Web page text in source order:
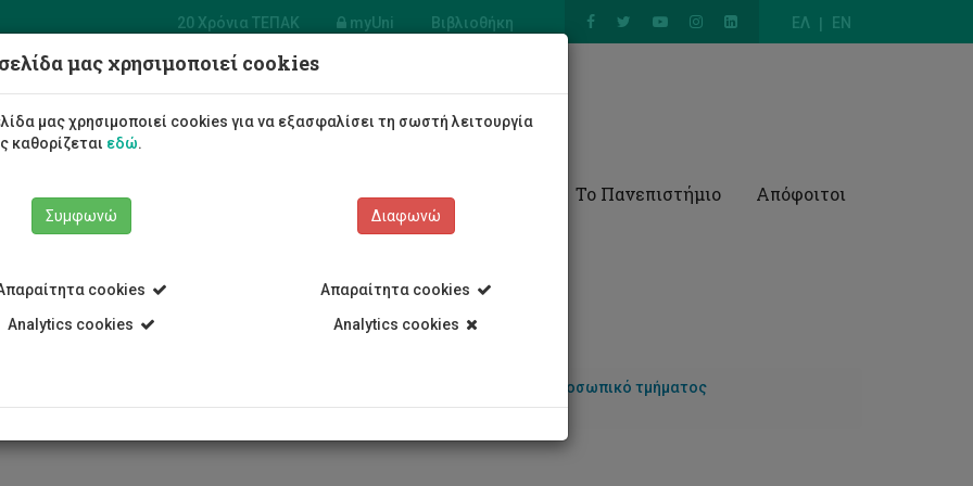
ΕΛ EN
20 Χρόνια ΤΕΠΑΚ myUni Βιβλιοθήκη
Μηχανολόγων
και Επιστήμης
Υλικών
Σπουδές Το Πανεπιστήμιο Απόφοιτοι
Προσωπικό τμήματος
Κωνσταντίνος Χριστοδούλου
μας χρησιμοποιεί cookies
μας χρησιμοποιεί cookies για να εξασφαλίσει τη σωστή λειτουργία
καθορίζεται εδώ.
Συμφωνώ
cookies
Analytics cookies
Διαφωνώ
Απαραίτητα cookies
Analytics cookies